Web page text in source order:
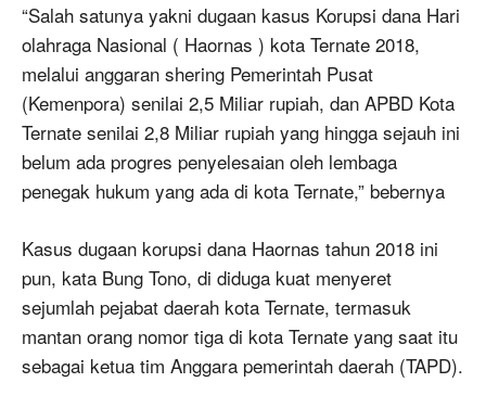
“Salah satunya yakni dugaan kasus Korupsi dana Hari
olahraga Nasional ( Haornas ) kota Ternate 2018,
melalui anggaran shering Pemerintah Pusat
(Kemenpora) senilai 2,5 Miliar rupiah, dan APBD Kota
Ternate senilai 2,8 Miliar rupiah yang hingga sejauh ini
belum ada progres penyelesaian oleh lembaga
penegak hukum yang ada di kota Ternate,” bebernya
Kasus dugaan korupsi dana Haornas tahun 2018 ini
pun, kata Bung Tono, di diduga kuat menyeret
sejumlah pejabat daerah kota Ternate, termasuk
mantan orang nomor tiga di kota Ternate yang saat itu
sebagai ketua tim Anggara pemerintah daerah (TAPD).